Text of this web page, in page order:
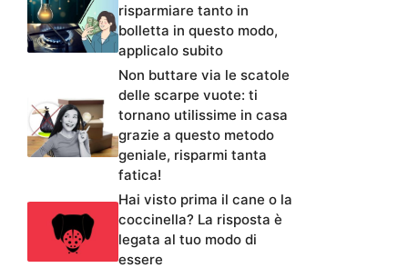
risparmiare tanto in
bolletta in questo modo,
applicalo subito
Non buttare via le scatole
delle scarpe vuote: ti
tornano utilissime in casa
grazie a questo metodo
geniale, risparmi tanta
fatica!
Hai visto prima il cane o la
coccinella? La risposta è
legata al tuo modo di
essere